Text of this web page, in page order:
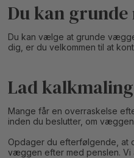
Du kan grunde
Du kan vælge at grunde
dig, er du velkommen til at
Lad
Mange får en overraskelse
inden du beslutter, om
Opdager du efterfølgende, at
væggen efter med penslen.